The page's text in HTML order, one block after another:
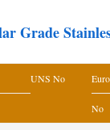
Grade
UNS No
No